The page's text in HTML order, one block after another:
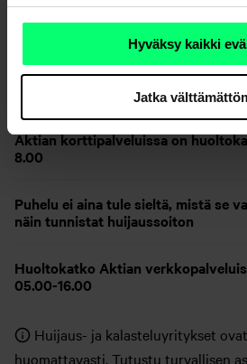
Hyväksy kaikki
Jatka
rajoitetaan
Aktia Toimitilakiinteistöt -
lunastuksia rajoitetaan ja uusien
ilmoitusaika pitenee
Aktian korttipalveluissa on
8.00
Puhelu ei aina tule sieltä, mistä se
näin tunnistat huijaussoiton
Huoltokatko Aktian
05.00-16.00
Huijaus- ja kalasteluyritykset
huomattavasti. Tutustu turvallisen